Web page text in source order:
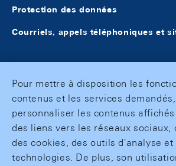
Protection des données
Courriels, appels téléphoniques et
Pour mettre à disposition les
contenus et les services demandés,
personnaliser les contenus
des liens vers les réseaux sociaux,
des cookies, des outils d'analyse et
technologies. De plus, son